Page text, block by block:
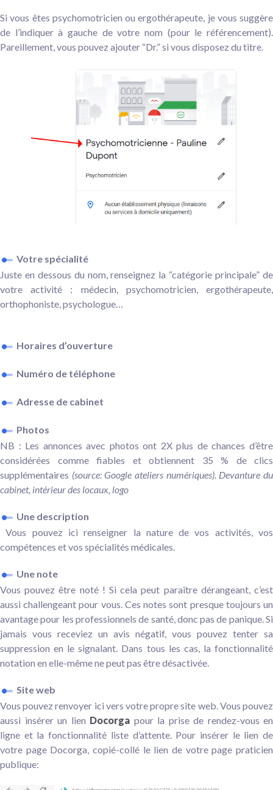
Si vous êtes psychomotricien ou ergothérapeute, je vous suggère
de l’indiquer à gauche de votre nom (pour le référencement).
Pareillement, vous pouvez ajouter “Dr.” si vous disposez du titre.
Votre spécialité
Juste en dessous du nom, renseignez la “catégorie principale” de
votre activité : médecin, psychomotricien, ergothérapeute,
orthophoniste, psychologue…
Horaires d’ouverture
Numéro de téléphone
Adresse de cabinet
Photos
NB : Les annonces avec photos ont 2X plus de chances d’être
considérées comme fiables et obtiennent 35 % de clics
supplémentaires (source: Google ateliers numériques). Devanture du
cabinet, intérieur des locaux, logo
Une description
Vous pouvez ici renseigner la nature de vos activités, vos
compétences et vos spécialités médicales.
Une note
Vous pouvez être noté ! Si cela peut paraître dérangeant, c’est
aussi challengeant pour vous. Ces notes sont presque toujours un
avantage pour les professionnels de santé, donc pas de panique. Si
jamais vous receviez un avis négatif, vous pouvez tenter sa
suppression en le signalant. Dans tous les cas, la fonctionnalité
notation en elle-même ne peut pas être désactivée.
Site web
Vous pouvez renvoyer ici vers votre propre site web. Vous pouvez
aussi insérer un lien Docorga pour la prise de rendez-vous en
ligne et la fonctionnalité liste d’attente. Pour insérer le lien de
votre page Docorga, copié-collé le lien de votre page praticien
publique: